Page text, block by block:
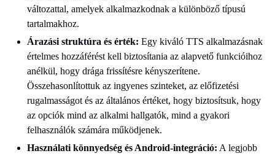
változattal, amelyek alkalmazkodnak a különböző típusú
tartalmakhoz.
Árazási struktúra és érték: Egy kiváló TTS alkalmazásnak
értelmes hozzáférést kell biztosítania az alapvető funkcióihoz
anélkül, hogy drága frissítésre kényszerítene.
Összehasonlítottuk az ingyenes szinteket, az előfizetési
rugalmasságot és az általános értéket, hogy biztosítsuk, hogy
az opciók mind az alkalmi hallgatók, mind a gyakori
felhasználók számára működjenek.
Használati könnyedség és Android-integráció: A legjobb